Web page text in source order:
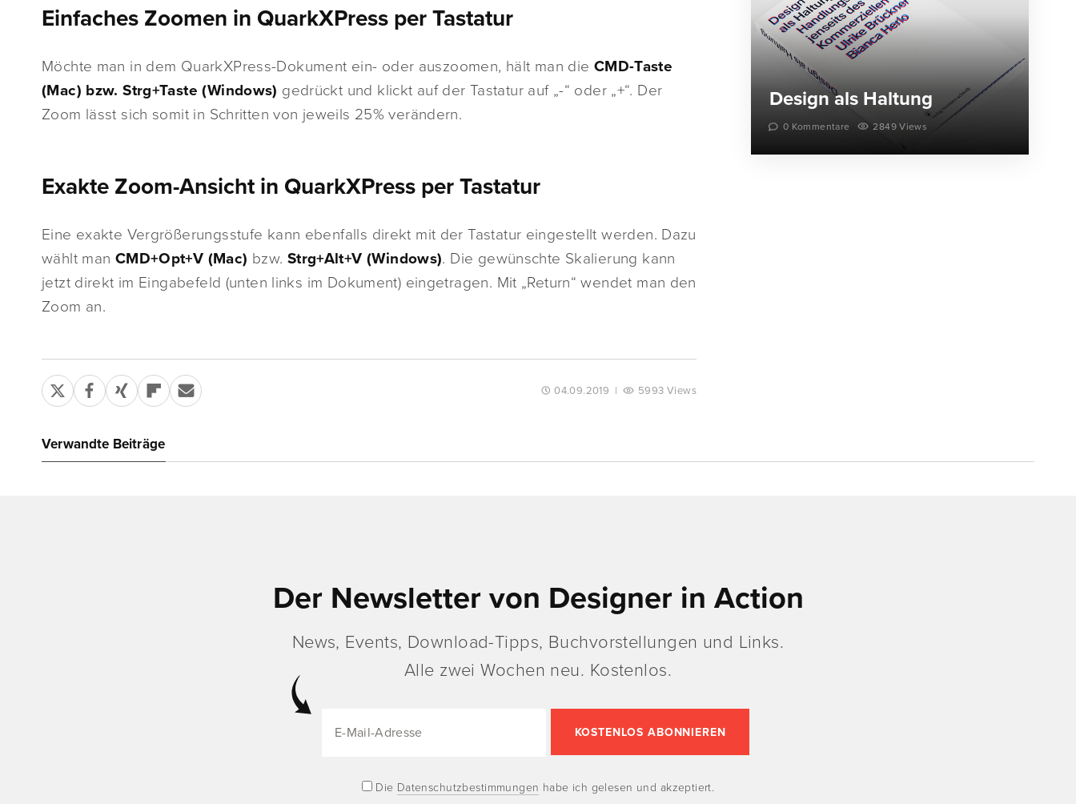
Einfaches Zoomen in QuarkXPress per Tastatur
Möchte man in dem QuarkXPress-Dokument ein- oder auszoomen, hält man die CMD-Taste
(Mac) bzw. Strg+Taste (Windows) gedrückt und klickt auf der Tastatur auf „-“ oder „+“. Der
Zoom lässt sich somit in Schritten von jeweils 25% verändern.
Exakte Zoom-Ansicht in QuarkXPress per Tastatur
Eine exakte Vergrößerungsstufe kann ebenfalls direkt mit der Tastatur eingestellt werden. Dazu
wählt man CMD+Opt+V (Mac) bzw. Strg+Alt+V (Windows). Die gewünschte Skalierung kann
jetzt direkt im Eingabefeld (unten links im Dokument) eingetragen. Mit „Return“ wendet man den
Zoom an.
04.09.2019 | 5993 Views
Design als Haltung
0 Kommentare 2849 Views
Verwandte Beiträge
Der Newsletter von Designer in Action
News, Events, Download-Tipps, Buchvorstellungen und Links.
Alle zwei Wochen neu. Kostenlos.
Die Datenschutzbestimmungen habe ich gelesen und akzeptiert.